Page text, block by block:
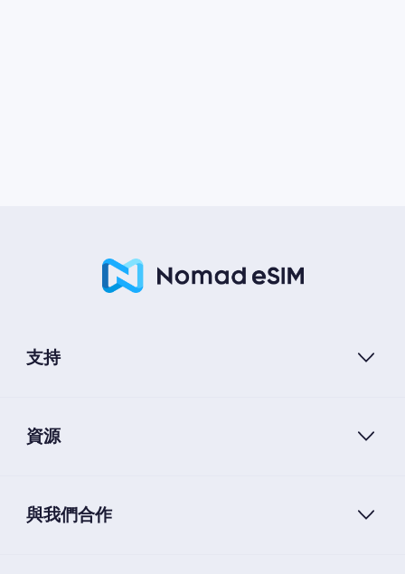
支持
資源
與我們合作